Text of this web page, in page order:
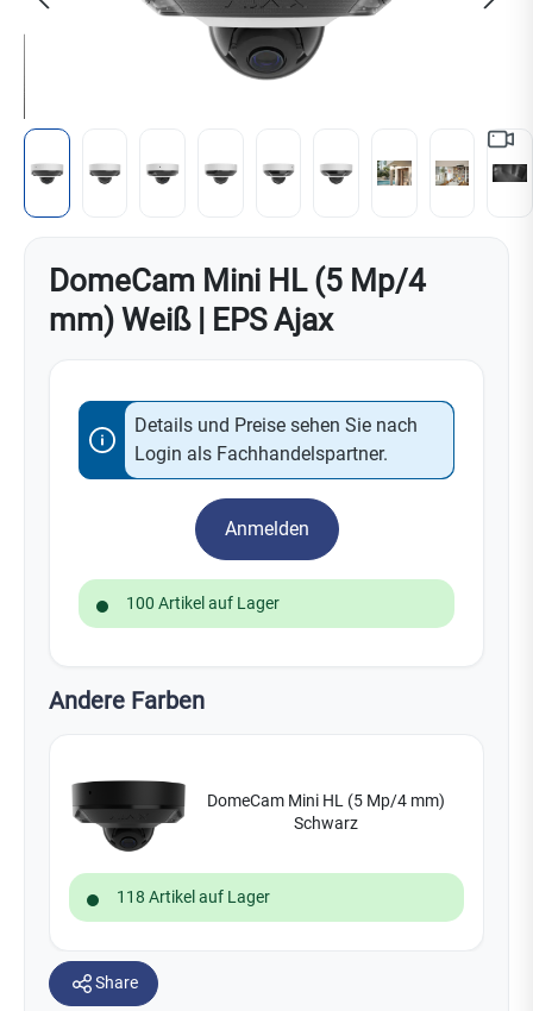
DomeCam Mini HL (5 Mp/4
mm) Weiß | EPS Ajax
Details und Preise sehen Sie nach
Login als Fachhandelspartner.
Anmelden
100 Artikel auf Lager
Andere Farben
DomeCam Mini HL (5 Mp/4 mm)
Schwarz
118 Artikel auf Lager
Share